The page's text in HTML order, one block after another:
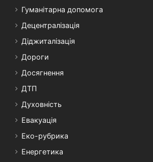
Гуманітарна допомога
Децентралізація
Діджиталізація
Дороги
Досягнення
ДТП
Духовність
Евакуація
Еко-рубрика
Енергетика